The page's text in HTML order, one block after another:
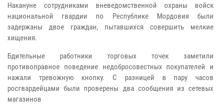
Накануне сотрудниками вневедомственной охраны войск
национальной гвардии по Республике Мордовия были
задержаны двое граждан, пытавшихся совершить мелкие
хищения.
Бдительные работники торговых точек заметили
противоправное поведение недобросовестных покупателей и
нажали тревожную кнопку. С разницей в пару часов
росгвардейцами были проверены два сообщения из сетевых
магазинов